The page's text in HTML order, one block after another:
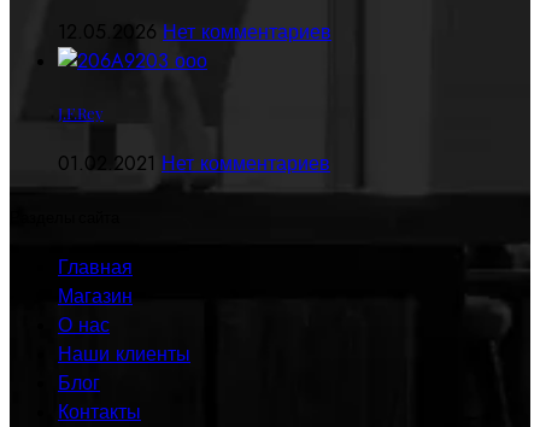
12.05.2026 Нет комментариев
J.F.Rey
01.02.2021 Нет комментариев
Главная
Магазин
О нас
Наши клиенты
Блог
Контакты